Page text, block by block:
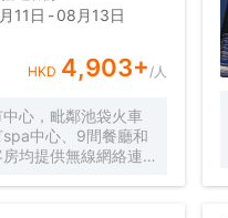
11日 -08月13日
HKD 4,903+/人
心，毗鄰池袋火車
中心、9間餐廳和
均提供無線網絡連接